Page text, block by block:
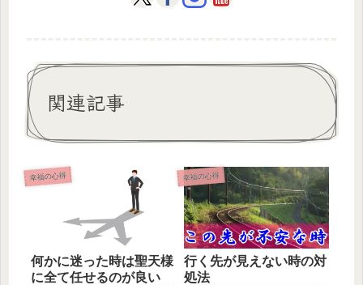
関連記事
幸福の心得
何かに迷った時は聖天様
に全て任せるのが良い
幸福の心得
行く先が見えない時の対
処法